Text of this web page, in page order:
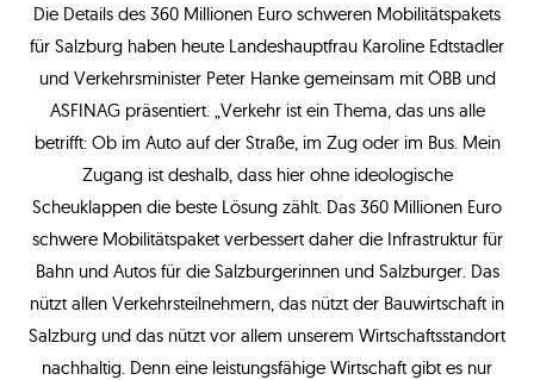
Die Details des 360 Millionen Euro schweren Mobilitätspakets
für Salzburg haben heute Landeshauptfrau Karoline Edtstadler
und Verkehrsminister Peter Hanke gemeinsam mit ÖBB und
ASFINAG präsentiert. „Verkehr ist ein Thema, das uns alle
betrifft: Ob im Auto auf der Straße, im Zug oder im Bus. Mein
Zugang ist deshalb, dass hier ohne ideologische
Scheuklappen die beste Lösung zählt. Das 360 Millionen Euro
schwere Mobilitätspaket verbessert daher die Infrastruktur für
Bahn und Autos für die Salzburgerinnen und Salzburger. Das
nützt allen Verkehrsteilnehmern, das nützt der Bauwirtschaft in
Salzburg und das nützt vor allem unserem Wirtschaftsstandort
nachhaltig. Denn eine leistungsfähige Wirtschaft gibt es nur